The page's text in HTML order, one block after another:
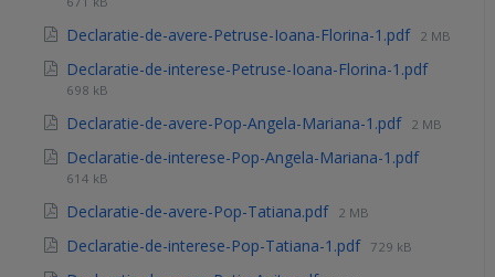
Declaratie-de-avere-Petruse-Ioana-Florina-1.pdf 2 MB
Declaratie-de-interese-Petruse-Ioana-Florina-1.pdf
698 kB
Declaratie-de-avere-Pop-Angela-Mariana-1.pdf 2 MB
Declaratie-de-interese-Pop-Angela-Mariana-1.pdf
614 kB
Declaratie-de-avere-Pop-Tatiana.pdf 2 MB
Declaratie-de-interese-Pop-Tatiana-1.pdf 729 kB